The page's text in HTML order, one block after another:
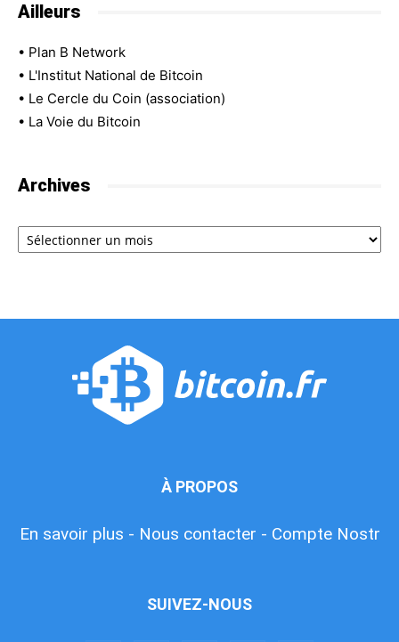
Ailleurs
• Plan B Network
• L'Institut National de Bitcoin
• Le Cercle du Coin (association)
• La Voie du Bitcoin
Archives
Archives
À PROPOS
En savoir plus - Nous contacter - Compte Nostr
SUIVEZ-NOUS